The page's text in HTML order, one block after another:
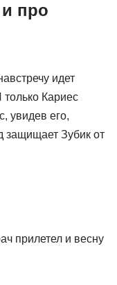
про
идет
Кариес
увидев его,
защищает Зубик от
прилетел и весну